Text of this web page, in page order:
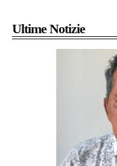
Ultime Notizie